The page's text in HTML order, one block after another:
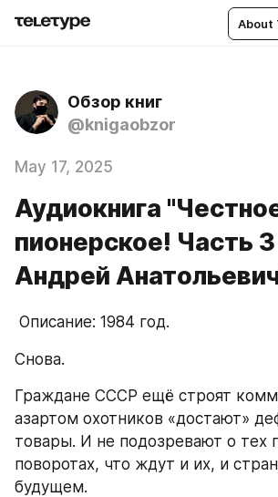
About
Обзор книг
@knigaobzor
May 17, 2025
Аудиокнига
пионерское! Часть
Андрей
Описание: 1984 год.
Снова.
Граждане СССР ещё строят
азартом охотников «достают»
товары. И не подозревают о тех
поворотах, что ждут и их, и
будущем.